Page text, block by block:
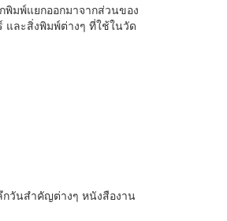
มพ์แยกออกมาจากส่วนของ
และสิ่งพิมพ์ต่างๆ ที่ใช้ในวัด
วันสำคัญต่างๆ หนังสืองาน